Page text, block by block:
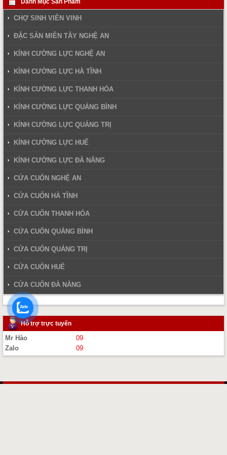
CHỢ SINH VIÊN VINH
ĐẶC SẢN MIỀN TÂY NGHỆ AN
KÍNH CƯỜNG LỰC NGHỆ AN
KÍNH CƯỜNG LỰC HÀ TĨNH
KÍNH CƯỜNG LỰC THANH HÓA
KÍNH CƯỜNG LỰC QUẢNG BÌNH
KÍNH CƯỜNG LỰC QUẢNG TRỊ
KÍNH CƯỜNG LỰC HUẾ
KÍNH CƯỜNG LỰC ĐÀ NẴNG
CỬA CUỐN NGHỆ AN
CỬA CUỐN HÀ TĨNH
CỬA CUỐN THANH HÓA
CỬA CUỐN QUẢNG BÌNH
CỬA CUỐN QUẢNG TRỊ
CỬA CUỐN HUẾ
CỬA CUỐN ĐÀ NẴNG
Hỗ trợ trực tuyến
Mr Hào
09
Zalo
09